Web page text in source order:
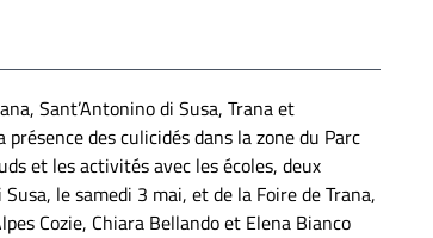
Sant’Antonino di Susa, Trana et
des culicidés dans la zone du Parc
et les activités avec les écoles, deux
le samedi 3 mai, et de la Foire de Trana,
Cozie, Chiara Bellando et Elena Bianco